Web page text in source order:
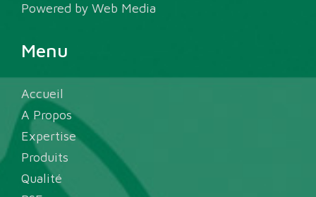
Powered byWeb Media
Menu
Accueil
A Propos
Expertise
Produits
Qualité